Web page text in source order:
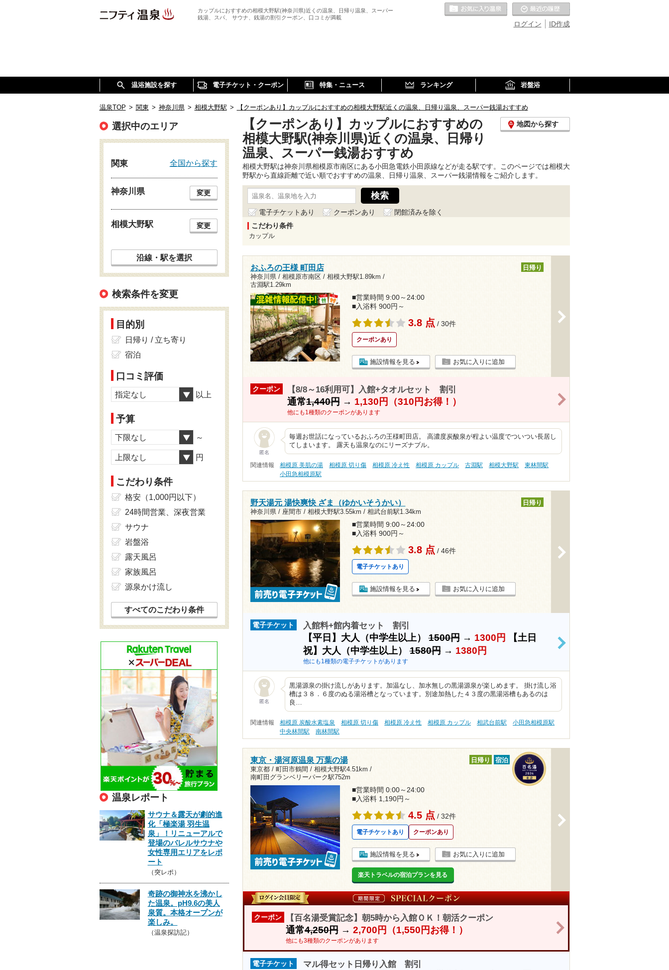
カップルにおすすめの相模大野駅(神奈川県)近くの温泉、日帰り温泉、スーパー
銭湯、スパ、 サウナ、銭湯の割引クーポン、口コミが満載
ID作成
ログイン
お気に入りの温泉
温浴施設を探す 電子チケット・クーポン 特集・ニュース ランキング 岩盤浴
温泉TOP > 関東 > 神奈川県 > 相模大野駅 > 【クーポンあり】カップルにおすすめの相模大野駅近くの温泉、日帰り温泉、スーパー銭湯おすすめ
【クーポンあり】カップルにおすすめの
相模大野駅(神奈川県)近くの温泉、日帰り
温泉、スーパー銭湯おすすめ
地図から探す
相模大野駅は神奈川県相模原市南区にある小田急電鉄小田原線などが走る駅です。このページでは相模大
野駅から直線距離で近い順でおすすめの温泉、日帰り温泉、スーパー銭湯情報をご紹介します。
電子チケットあり クーポンあり
閉館済みを除く
こだわり条件
カップル
おふろの王様 町田店
神奈川県 / 相模原市南区 / 相模大野駅1.89km /
古淵駅1.29km
日帰り
■営業時間 9:00～24:00
■入浴料 900円～
3.8 点 / 30件
クーポンあり
施設情報を見る お気に入りに追加
クーポン 【8/8～16利用可】入館+タオルセット 割引
通常1,440円→ 1,130円（310円お得！）
他にも1種類のクーポンがあります
匿名
毎週お世話になっているおふろの王様町田店。 高濃度炭酸泉が程よい温度でついつい長居し
てしまいます。 露天も温泉なのにリーズナブル。
関連情報 相模原 美肌の湯 相模原 切り傷 相模原 冷え性 相模原 カップル 古淵駅 相模大野駅
東林間駅
小田急相模原駅
野天湯元 湯快爽快 ざま（ゆかいそうかい）
神奈川県 / 座間市 / 相模大野駅3.55km / 相武台前駅1.34km
日帰り
■営業時間 9:00～24:00
■入浴料 900円～
3.8 点 / 46件
電子チケットあり
施設情報を見る お気に入りに追加
電子チケット 入館料+館内着セット 割引
【平日】大人（中学生以上）1500円→ 1300円
【土日
祝】大人（中学生以上）1580円→ 1380円
他にも1種類の電子チケットがあります
>
匿名
黒湯源泉の掛け流しがあります。加温なし、加水無しの黒湯源泉が楽しめます。 掛け流し浴
槽は３８．６度のぬる湯浴槽となっています。別途加熱した４３度の黒湯浴槽もあるのは
良…
関連情報 相模原 炭酸水素塩泉 相模原 切り傷 相模原 冷え性 相模原 カップル 相武台前駅
小田急相模原駅
中央林間駅
南林間駅
東京・湯河原温泉 万葉の湯
東京都 / 町田市鶴間 / 相模大野駅4.51km /
南町田グランベリーパーク駅752m
日帰り 宿泊
■営業時間 0:00～24:00
■入浴料 1,190円～
4.5 点 / 32件
電子チケットあり クーポンあり
施設情報を見る お気に入りに追加
楽天トラベルの宿泊プランを見る
クーポン 【百名湯受賞記念】朝5時から入館ＯＫ！朝活クーポン
通常4,250円→ 2,700円（1,550円お得！）
他にも3種類のクーポンがあります
電子チケット マル得セット日帰り入館 割引
選択中のエリア
関東 全国から探す
神奈川県 変更
相模大野駅 変更
沿線・駅を選択
検索条件を変更
目的別
日帰り / 立ち寄り
宿泊
口コミ評価
指定なし 以上
予算
下限なし ～
上限なし 円
こだわり条件
格安（1,000円以下）
24時間営業、深夜営業
サウナ
岩盤浴
露天風呂
家族風呂
源泉かけ流し
すべてのこだわり条件
温泉レポート
サウナ＆露天が劇的進
化「極楽湯 羽生温
泉」！リニューアルで
登場のバレルサウナや
女性専用エリアをレポ
ート
（突レポ）
奇跡の御神水を沸かし
た温泉。pH9.6の美人
泉質。本格オープンが
楽しみ。
（温泉探訪記）